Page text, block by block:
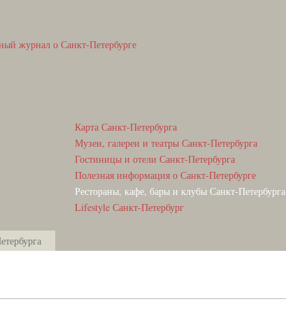
журнал о Санкт-Петербурге
Карта Санкт-Петербурга
Музеи, галереи и театры Санкт-Петербурга
Гостиницы и отели Санкт-Петербурга
Полезная информация о Санкт-Петербурге
Рестораны, кафе, бары и клубы Санкт-Петербурга
Lifestyle Санкт-Петербург